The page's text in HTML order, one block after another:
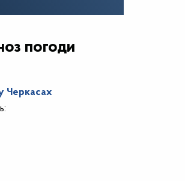
погоди
Черкасах